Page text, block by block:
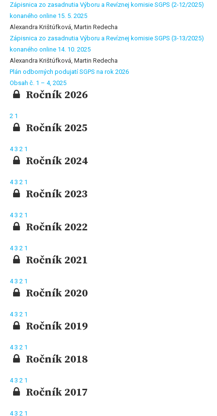
Zápisnica zo zasadnutia Výboru a Revíznej komisie SGPS (2-12/2025)
konaného online 15. 5. 2025
Alexandra Krištúfková, Martin Redecha
Zápisnica zo zasadnutia Výboru a Revíznej komisie SGPS (3-13/2025)
konaného online 14. 10. 2025
Alexandra Krištúfková, Martin Redecha
Plán odborných podujatí SGPS na rok 2026
Obsah č. 1 – 4, 2025
Ročník 2026
2 1
Ročník 2025
43 2 1
Ročník 2024
43 2 1
Ročník 2023
43 2 1
Ročník 2022
43 2 1
Ročník 2021
43 2 1
Ročník 2020
43 2 1
Ročník 2019
43 2 1
Ročník 2018
43 2 1
Ročník 2017
43 2 1